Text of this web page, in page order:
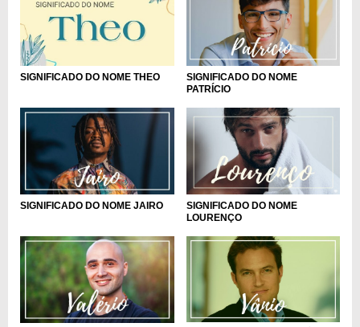
SIGNIFICADO DO NOME THEO
SIGNIFICADO DO NOME
PATRÍCIO
SIGNIFICADO DO NOME JAIRO
SIGNIFICADO DO NOME
LOURENÇO